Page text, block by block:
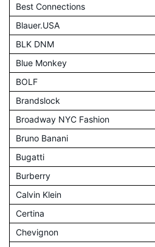
Best Connections
Blauer.USA
BLK DNM
Blue Monkey
BOLF
Brandslock
Broadway NYC Fashion
Bruno Banani
Bugatti
Burberry
Calvin Klein
Certina
Chevignon